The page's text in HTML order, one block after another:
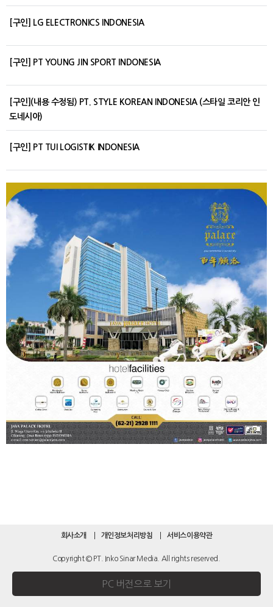
[구인] LG ELECTRONICS INDONESIA
[구인] PT YOUNG JIN SPORT INDONESIA
[구인](내용 수정됨) PT. STYLE KOREAN INDONESIA (스타일 코리안 인
도네시아)
[구인] PT TUI LOGISTIK INDONESIA
회사소개 개인정보처리방침 서비스이용약관
Copyright © PT. Inko Sinar Media. All rights reserved.
PC 버전으로 보기